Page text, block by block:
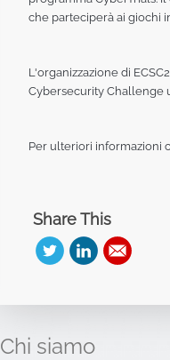
che parteciperà ai giochi
L'organizzazione di
Cybersecurity Challenge
Per ulteriori informazioni
Share This
Chi siamo